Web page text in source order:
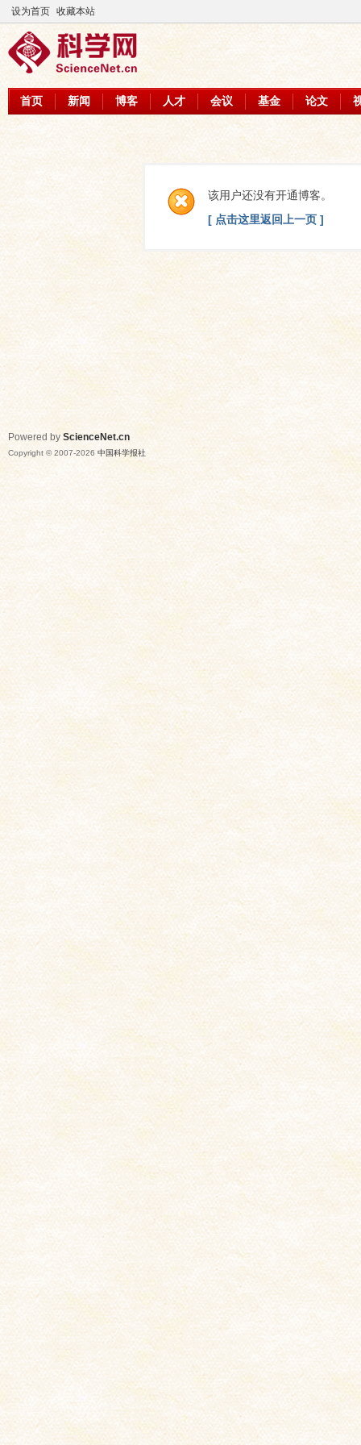
设为首页 收藏本站
首页 新闻 博客 人才 会议 基金 论文
该用户还没有开通博客。
[ 点击这里返回上一页 ]
Powered by ScienceNet.cn
Copyright © 2007-2026 中国科学报社